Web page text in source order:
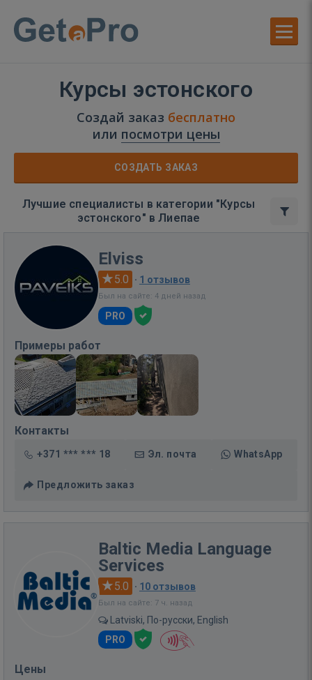
Курсы эстонского
Создай заказ бесплатно
или посмотри цены
СОЗДАТЬ ЗАКАЗ
Лучшие специалисты в категории "Курсы
эстонского" в Лиепае
Elviss
5.0 · 1 отзывов
Был на сайте: 4 дней назад
PRO
Примеры работ
Контакты
+371 *** *** 18 Эл. почта WhatsApp
Предложить заказ
Baltic Media Language
Services
5.0 · 10 отзывов
Был на сайте: 7 ч. назад
Latviski, По-русски, English
PRO
Цены